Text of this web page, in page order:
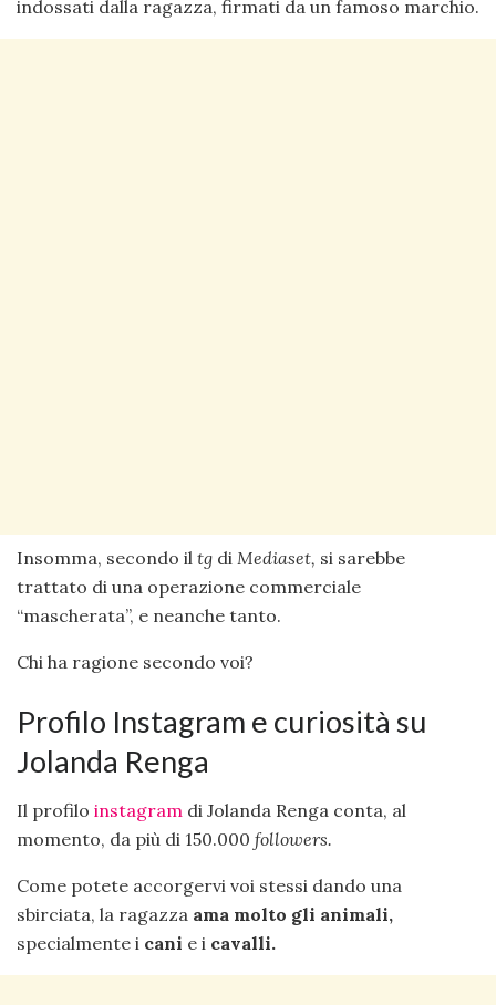
indossati dalla ragazza, firmati da un famoso marchio.
Insomma, secondo il tg di Mediaset, si sarebbe
trattato di una operazione commerciale
“mascherata”, e neanche tanto.
Chi ha ragione secondo voi?
Profilo Instagram e curiosità su
Jolanda Renga
Il profilo instagram di Jolanda Renga conta, al
momento, da più di 150.000 followers.
Come potete accorgervi voi stessi dando una
sbirciata, la ragazza ama molto gli animali,
specialmente i cani e i cavalli.